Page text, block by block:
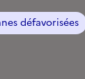
défavorisées